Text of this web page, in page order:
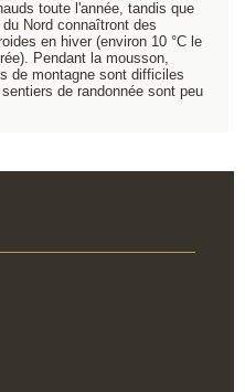
toute l'année, tandis que
Nord connaîtront des
en hiver (environ 10 °C le
Pendant la mousson,
de montagne sont difficiles
de randonnée sont peu